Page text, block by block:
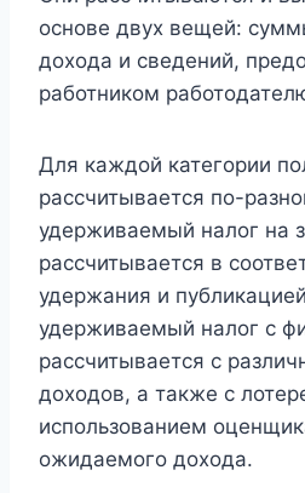
основе двух вещей:
дохода и сведений,
работником
Для каждой категории
рассчитывается по-
удерживаемый налог на
рассчитывается в
удержания и
удерживаемый налог с
рассчитывается с
доходов, а также с
использованием
ожидаемого дохода.